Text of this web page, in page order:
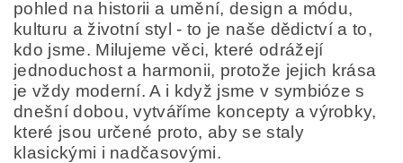
pohled na historii a umění, design a módu,
kulturu a životní styl - to je naše dědictví a to,
kdo jsme. Milujeme věci, které odrážejí
jednoduchost a harmonii, protože jejich krása
je vždy moderní. A i když jsme v symbióze s
dnešní dobou, vytváříme koncepty a výrobky,
které jsou určené proto, aby se staly
klasickými i nadčasovými.